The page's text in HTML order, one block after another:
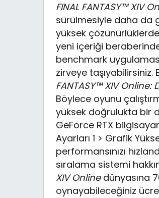
FINAL FANTASY™ XIV
sürülmesiyle daha da
yüksek
yeni içeriği
benchmark
zirveye
FANTASY™ XIV Online:
Böylece oyunu
yüksek doğrulukta bir
GeForce RTX
Ayarları 1 > Grafik
performansınızı
sıralama sistemi
XIV Onlinedünyasına
oynayabileceğiniz